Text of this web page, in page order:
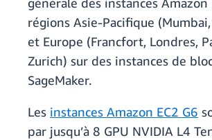
régions Asie-Pacifique (Mumbai,
et Europe (Francfort, Londres,
Zurich) sur des instances de
SageMaker.
Les instances Amazon EC2 G6
par jusqu’à 8 GPU NVIDIA L4